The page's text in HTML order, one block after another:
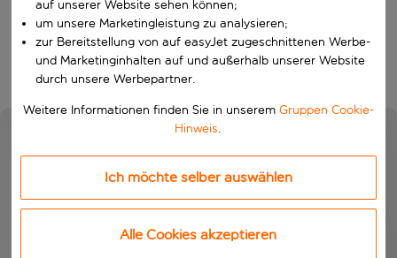
Suchen
auf unserer Website sehen können;
um unsere Marketingleistung zu analysieren;
zur Bereitstellung von auf easyJet zugeschnittenen Werbe-
und Marketinginhalten auf und außerhalb unserer Website
durch unsere Werbepartner.
Weitere Informationen finden Sie in unserem Gruppen Cookie-
Hinweis.
Ich möchte selber auswählen
Alle Cookies akzeptieren